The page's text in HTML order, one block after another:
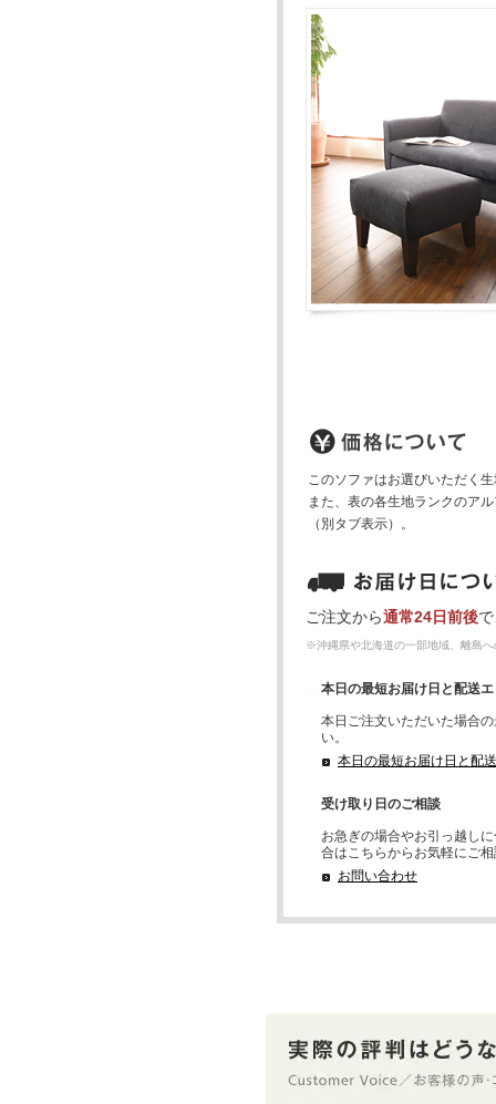
このソファはお選びいただく
また、表の各生地ランクのア
（別タブ表示）。
ご注文から通常24日前後
※沖縄県や北海道の一部地域、離島
本日の最短お届け日と配送
本日ご注文いただいた場合
い。
本日の最短お届け日と配
受け取り日のご相談
お急ぎの場合やお引っ越し
合はこちらからお気軽にご
お問い合わせ